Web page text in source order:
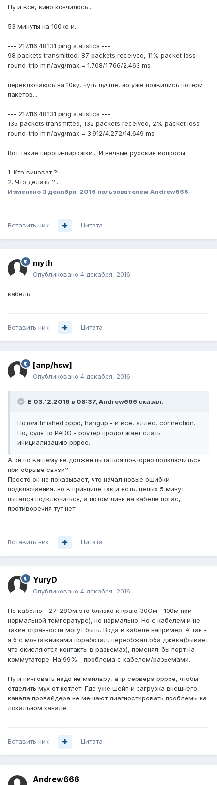
Ну и все, кино кончилось...
53 минуты на 100ке и...
--- 217.116.48.131 ping statistics ---
98 packets transmitted, 87 packets received, 11% packet loss
round-trip min/avg/max = 1.708/1.766/2.463 ms
переключаюсь на 10ку, чуть лучше, но уже появились потери
пакетов...
--- 217.116.48.131 ping statistics ---
136 packets transmitted, 132 packets received, 2% packet loss
round-trip min/avg/max = 3.912/4.272/14.649 ms
Вот такие пироги-пирожки... И вечные русские вопросы:
1. Кто виноват ?!
2. Что делать ?..
Изменено 3 декабря, 2016 пользователем Andrew666
Вставить ник Цитата
myth
Опубликовано 4 декабря, 2016
кабель.
Вставить ник Цитата
[anp/hsw]
Опубликовано 4 декабря, 2016
В 03.12.2016 в 08:37, Andrew666 сказал:
Потом finished pppd, hangup - и все, аллес, connection.
Но, судя по PADO - роутер продолжает слать
инициализацию pppoe.
А он по вашему не должен пытаться повторно подключиться
при обрыве связи?
Просто он не показывает, что начал новые ошибки
подключаения, но в принципе так и есть, целых 5 минут
пытался подключиться, а потом линк на кабеле погас,
противоречия тут нет.
Вставить ник Цитата
YuryD
Опубликовано 4 декабря, 2016
По кабелю - 27-28Ом это близко к краю(30Ом ~100м при
нормальной температуре), но нормально. Но с кабелем и не
такие странности могут быть. Вода в кабеле например. А так -
я б с монтажниками поработал, переобжал оба джека(бывает
что окисляются контакты в разьемах), поменял-бы порт на
коммутаторе. На 99% - проблема с кабелем/разьемами.
Ну и пинговать надо не майлвру, а ip сервера pppoe, чтобы
отделить мух от котлет. Где уже шейп и загрузка внешнего
канала провайдера не мешают диагностировать проблемы на
локальном канале.
Вставить ник Цитата
Andrew666